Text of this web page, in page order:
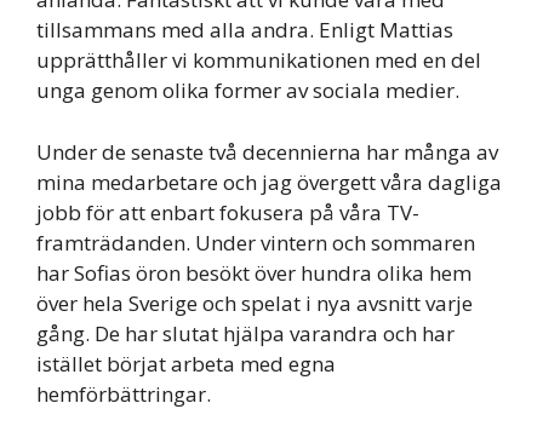
tillsammans med alla andra. Enligt Mattias
upprätthåller vi kommunikationen med en del
unga genom olika former av sociala medier.
Under de senaste två decennierna har många av
mina medarbetare och jag övergett våra dagliga
jobb för att enbart fokusera på våra TV-
framträdanden. Under vintern och sommaren
har Sofias öron besökt över hundra olika hem
över hela Sverige och spelat i nya avsnitt varje
gång. De har slutat hjälpa varandra och har
istället börjat arbeta med egna
hemförbättringar.